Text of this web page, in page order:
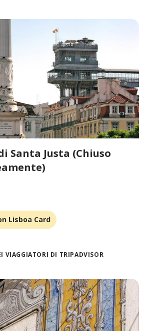
Santa Justa (Chiuso
Lisboa Card
VIAGGIATORI DI TRIPADVISOR